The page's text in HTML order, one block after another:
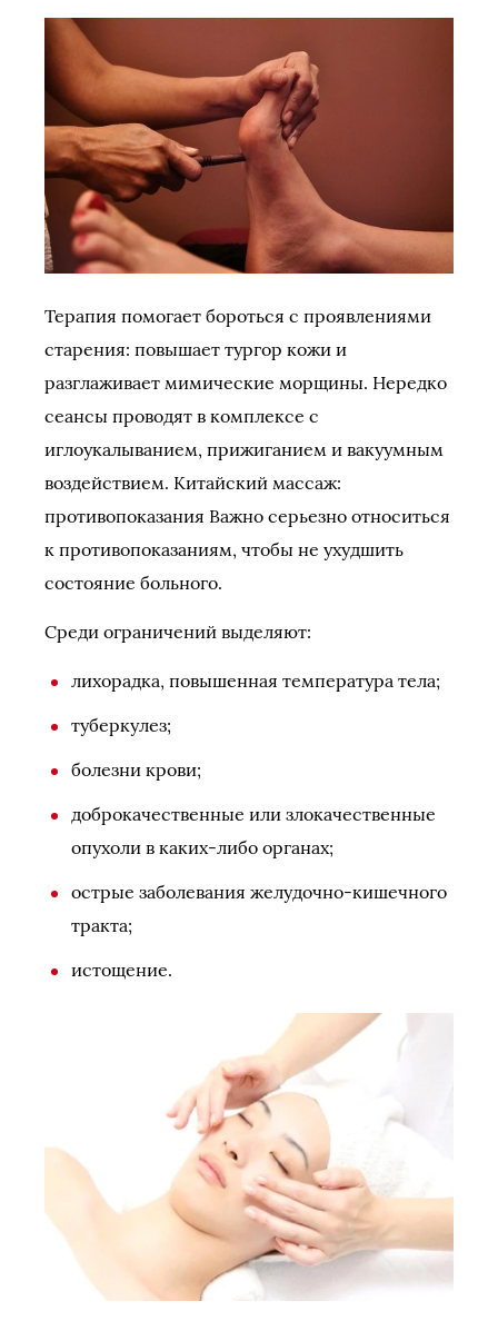
Терапия помогает бороться с проявлениями
старения: повышает тургор кожи и
разглаживает мимические морщины. Нередко
сеансы проводят в комплексе с
иглоукалыванием, прижиганием и вакуумным
воздействием. Китайский массаж:
противопоказания Важно серьезно относиться
к противопоказаниям, чтобы не ухудшить
состояние больного.
Среди ограничений выделяют:
лихорадка, повышенная температура тела;
туберкулез;
болезни крови;
доброкачественные или злокачественные
опухоли в каких-либо органах;
острые заболевания желудочно-кишечного
тракта;
истощение.